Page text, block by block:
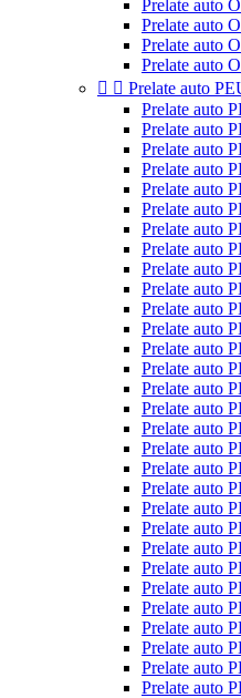
Prelate auto
Prelate auto
Prelate auto
Prelate auto
  Prelate auto
Prelate auto
Prelate auto
Prelate auto
Prelate auto
Prelate auto
Prelate auto
Prelate auto
Prelate auto
Prelate auto
Prelate auto
Prelate auto
Prelate auto
Prelate auto
Prelate auto
Prelate auto
Prelate auto
Prelate auto
Prelate auto
Prelate auto
Prelate auto
Prelate auto
Prelate auto
Prelate auto
Prelate auto
Prelate auto
Prelate auto
Prelate auto
Prelate auto
Prelate auto
Prelate auto